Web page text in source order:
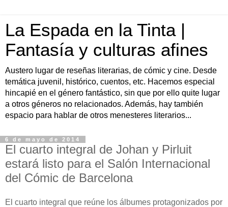
La Espada en la Tinta |
Fantasía y culturas afines
Austero lugar de reseñas literarias, de cómic y cine. Desde
temática juvenil, histórico, cuentos, etc. Hacemos especial
hincapié en el género fantástico, sin que por ello quite lugar
a otros géneros no relacionados. Además, hay también
espacio para hablar de otros menesteres literarios...
6 de mayo de 2014
El cuarto integral de Johan y Pirluit
estará listo para el Salón Internacional
del Cómic de Barcelona
E l cuarto integral que reúne los álbumes protagonizados por